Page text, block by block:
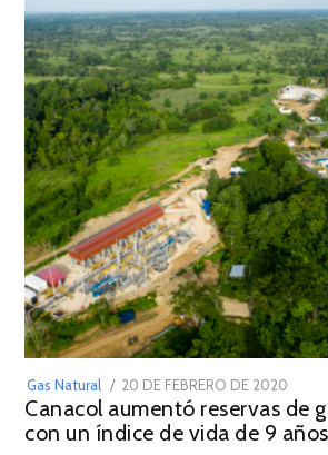
Gas Natural
POSTED
ON
20 DE FEBRERO DE 2020
DE
JULIO
Canacol aumentó reservas de
con un índice de vida de 9 años